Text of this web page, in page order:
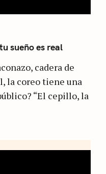
sueño es real
cadera de
la coreo tiene una
“El cepillo, la